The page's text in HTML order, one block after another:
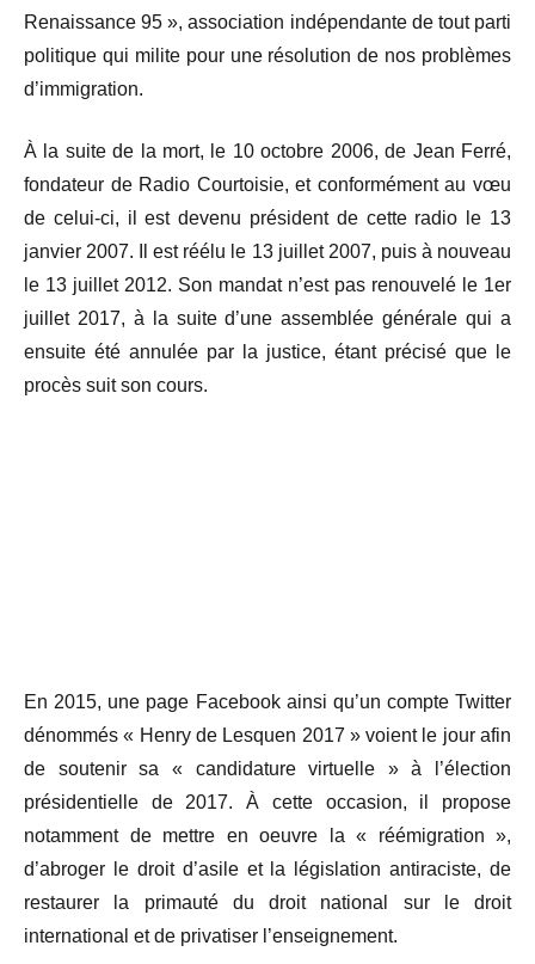
Renaissance 95 », association indépendante de tout parti
politique qui milite pour une résolution de nos problèmes
d’immigration.
À la suite de la mort, le 10 octobre 2006, de Jean Ferré,
fondateur de Radio Courtoisie, et conformément au vœu
de celui-ci, il est devenu président de cette radio le 13
janvier 2007. Il est réélu le 13 juillet 2007, puis à nouveau
le 13 juillet 2012. Son mandat n’est pas renouvelé le 1er
juillet 2017, à la suite d’une assemblée générale qui a
ensuite été annulée par la justice, étant précisé que le
procès suit son cours.
En 2015, une page Facebook ainsi qu’un compte Twitter
dénommés « Henry de Lesquen 2017 » voient le jour afin
de soutenir sa « candidature virtuelle » à l’élection
présidentielle de 2017. À cette occasion, il propose
notamment de mettre en oeuvre la « réémigration »,
d’abroger le droit d’asile et la législation antiraciste, de
restaurer la primauté du droit national sur le droit
international et de privatiser l’enseignement.